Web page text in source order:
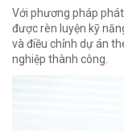
Với phương pháp
được rèn luyện kỹ
và điều chỉnh dự án
nghiệp thành công.